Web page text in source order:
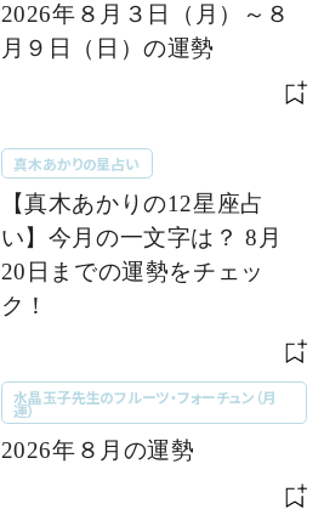
2026年８月３日（月）～８
月９日（日）の運勢
真木あかりの星占い
【真木あかりの12星座占
い】今月の一文字は？ 8月
20日までの運勢をチェッ
ク！
水晶玉子先生のフルーツ・フォーチュン（月
運）
2026年８月の運勢